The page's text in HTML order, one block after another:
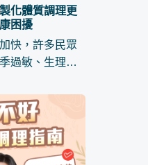
化體質調理更
困擾
快，許多民眾
過敏、生理週
減重
根本性的體質
的下降。...